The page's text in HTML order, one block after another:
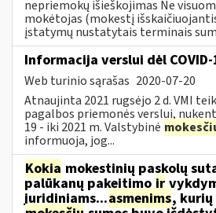
nepriemokų išieškojimas Ne
mokėtojas (mokestį
įstatymų nustatytais terminais
Informacija verslui dėl COVID-
Web turinio sąrašas 2020-07-20
Atnaujinta 2021 rugsėjo 2 d. VMI
pagalbos priemonės verslui,
19 - iki 2021 m. Valstybinė
informuoja, jog...
Kokia mokestinių paskolų
palūkanų pakeitimo ir
juridiniams...asmenims, kurių